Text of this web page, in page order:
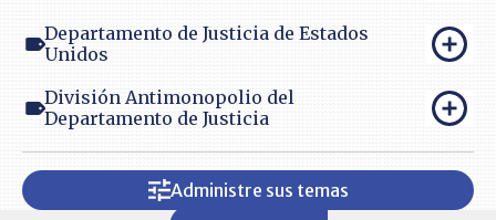
Departamento de Justicia de Estados
Unidos
División Antimonopolio del
Departamento de Justicia
Administre sus temas